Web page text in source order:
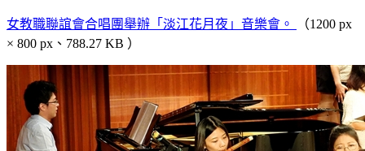
女教職聯誼會合唱團舉辦「淡江花月夜」音樂會。
（1200 px
× 800 px、788.27 KB ）